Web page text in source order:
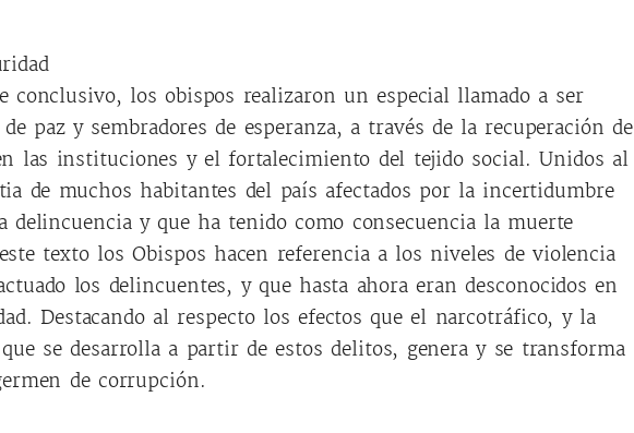
conclusivo, los obispos realizaron un especial llamado a ser
paz y sembradores de esperanza, a través de la recuperación de
las instituciones y el fortalecimiento del tejido social. Unidos al
de muchos habitantes del país afectados por la incertidumbre
delincuencia y que ha tenido como consecuencia la muerte
texto los Obispos hacen referencia a los niveles de violencia
los delincuentes, y que hasta ahora eran desconocidos en
Destacando al respecto los efectos que el narcotráfico, y la
se desarrolla a partir de estos delitos, genera y se transforma
de corrupción.